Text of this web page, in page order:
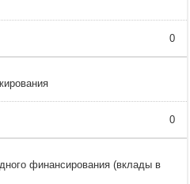
0
0
финансирования (вклады в